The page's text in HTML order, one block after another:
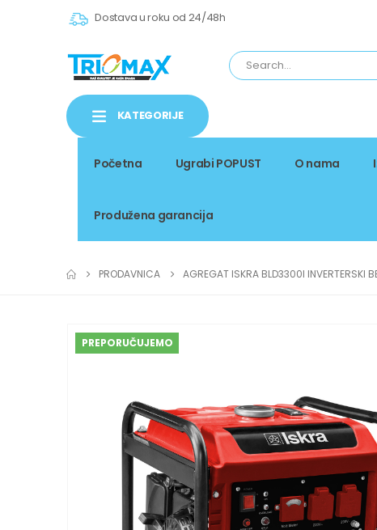
Dostava u roku od 24/48h
KATEGORIJE
Početna Ugrabi POPUST O nama
Produžena garancija
PRODAVNICA AGREGAT ISKRA BLD3300I INVERTERSKI
PREPORUČUJEMO